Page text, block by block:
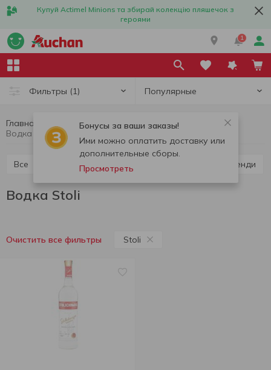
Купуй Actimel Minions та збирай колекцію пляшечок з
героями
1
Фильтры (1) Популярные
Бонусы за ваши заказы!
Ими можно оплатить доставку или
дополнительные сборы.
Просмотреть
Главная Алкоголь Крепкий алкоголь
Водка Stoli
Все Коньяк и бренди
Водка Stoli
Очистить все фильтры Stoli